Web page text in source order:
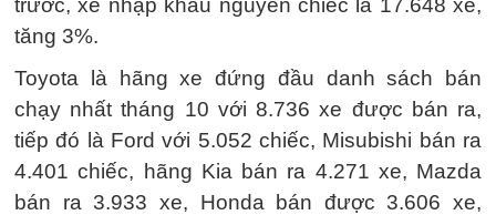
trước, xe nhập khẩu nguyên chiếc là 17.648 xe,
tăng 3%.
Toyota là hãng xe đứng đầu danh sách bán
chạy nhất tháng 10 với 8.736 xe được bán ra,
tiếp đó là Ford với 5.052 chiếc, Misubishi bán ra
4.401 chiếc, hãng Kia bán ra 4.271 xe, Mazda
bán ra 3.933 xe, Honda bán được 3.606 xe,